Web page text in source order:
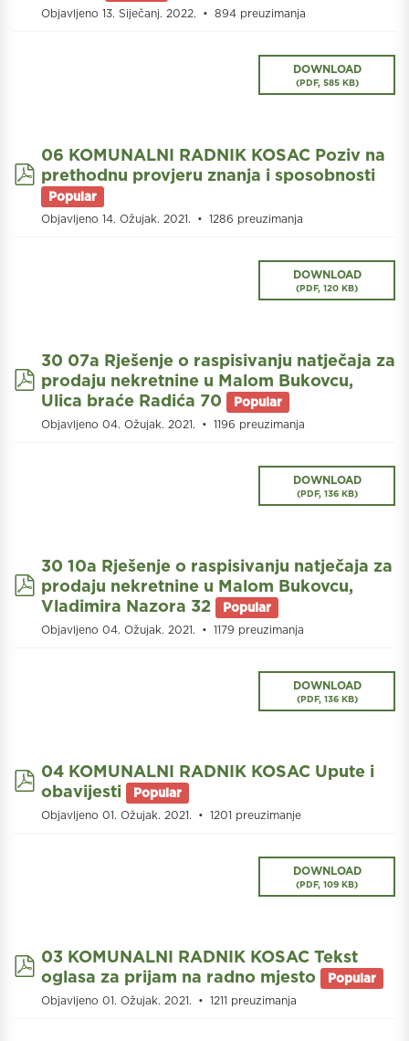
Objavljeno 13. Siječanj. 2022. 894 preuzimanja
DOWNLOAD
(PDF, 585 KB)
pdf
06 KOMUNALNI RADNIK KOSAC Poziv na
prethodnu provjeru znanja i sposobnosti
Popular
Objavljeno 14. Ožujak. 2021. 1286 preuzimanja
DOWNLOAD
(PDF, 120 KB)
pdf
30 07a Rješenje o raspisivanju natječaja za
prodaju nekretnine u Malom Bukovcu,
Ulica braće Radića 70
Popular
Objavljeno 04. Ožujak. 2021. 1196 preuzimanja
DOWNLOAD
(PDF, 136 KB)
pdf
30 10a Rješenje o raspisivanju natječaja za
prodaju nekretnine u Malom Bukovcu,
Vladimira Nazora 32
Popular
Objavljeno 04. Ožujak. 2021. 1179 preuzimanja
DOWNLOAD
(PDF, 136 KB)
pdf
04 KOMUNALNI RADNIK KOSAC Upute i
obavijesti
Popular
Objavljeno 01. Ožujak. 2021. 1201 preuzimanje
DOWNLOAD
(PDF, 109 KB)
pdf
03 KOMUNALNI RADNIK KOSAC Tekst
oglasa za prijam na radno mjesto
Popular
Objavljeno 01. Ožujak. 2021. 1211 preuzimanja